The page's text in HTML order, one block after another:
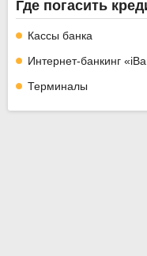
Где погасить
Кассы банка
Интернет-банкинг
Терминалы